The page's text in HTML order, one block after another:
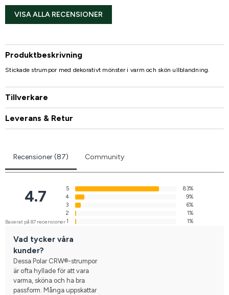
VISA ALLA RECENSIONER
Produktbeskrivning
Stickade strumpor med dekorativt mönster i varm och skön ullblandning.
Tillverkare
Leverans & Retur
Recensioner (87) Community
4.7
Baserat på 87 recensioner
5
83%
4
9%
3
6%
2
1%
1
1%
Vad tycker våra
kunder?
Dessa Polar CRW®-strumpor
är ofta hyllade för att vara
varma, sköna och ha bra
passform. Många uppskattar